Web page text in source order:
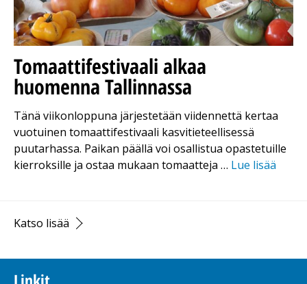
Tomaattifestivaali alkaa
huomenna Tallinnassa
Tänä viikonloppuna järjestetään viidennettä kertaa
vuotuinen tomaattifestivaali kasvitieteellisessä
puutarhassa. Paikan päällä voi osallistua opastetuille
kierroksille ja ostaa mukaan tomaatteja … Lue lisää
Katso lisää